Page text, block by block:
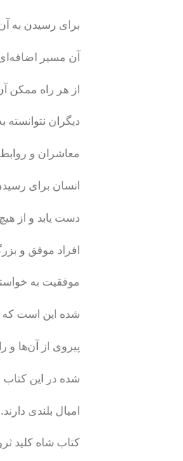
برای رسیدن به
آن مسیر اضافه‌­ای
از هر راه ممکن
دیگران نتوانسته
معاشران و
انسان برای
دست یابد و از
افراد موفق و
موفقیت به
شده این است که
پیروی از آن‌ها و
شده در این کتاب
امیال بلندی دارند.
کتاب شاه کلید